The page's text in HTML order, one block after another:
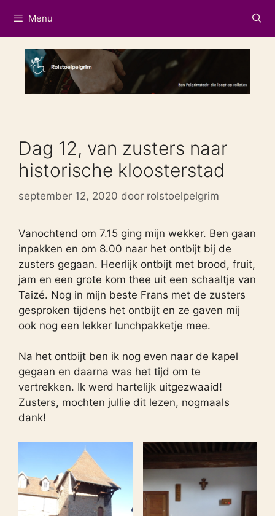
naar
de
inhoud
Menu
Dag 12, van zusters naar
historische kloosterstad
september 12, 2020 door rolstoelpelgrim
Vanochtend om 7.15 ging mijn wekker. Ben gaan
inpakken en om 8.00 naar het ontbijt bij de
zusters gegaan. Heerlijk ontbijt met brood, fruit,
jam en een grote kom thee uit een schaaltje van
Taizé. Nog in mijn beste Frans met de zusters
gesproken tijdens het ontbijt en ze gaven mij
ook nog een lekker lunchpakketje mee.
Na het ontbijt ben ik nog even naar de kapel
gegaan en daarna was het tijd om te
vertrekken. Ik werd hartelijk uitgezwaaid!
Zusters, mochten jullie dit lezen, nogmaals
dank!